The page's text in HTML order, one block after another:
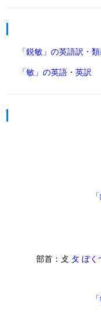
「鋭敏」の英語訳・
「敏」の英語・英訳
部首：攴 攵 ぼ